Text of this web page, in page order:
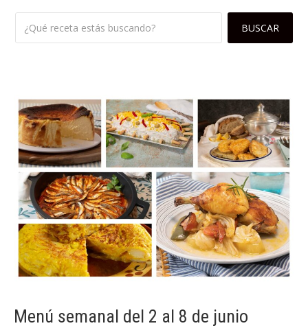
Menú semanal del 2 al 8 de junio